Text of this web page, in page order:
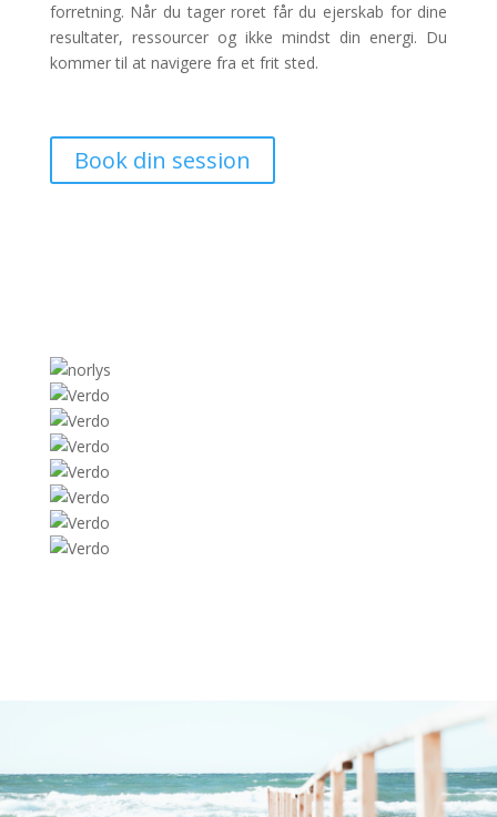
forretning. Når du tager roret får du ejerskab for dine
resultater, ressourcer og ikke mindst din energi. Du
kommer til at navigere fra et frit sted.
Book din session